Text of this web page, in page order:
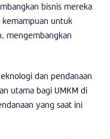
bisnis mereka
kemampuan untuk
mengembangkan
dan pendanaan
utama bagi UMKM di
yang saat ini